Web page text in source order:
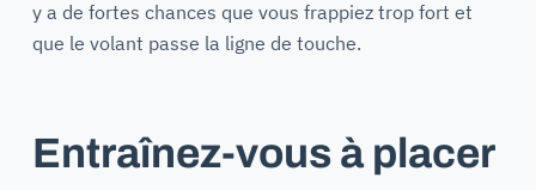
y a de fortes chances que vous frappiez trop fort et
que le volant passe la ligne de touche.
Entraînez-vous à placer